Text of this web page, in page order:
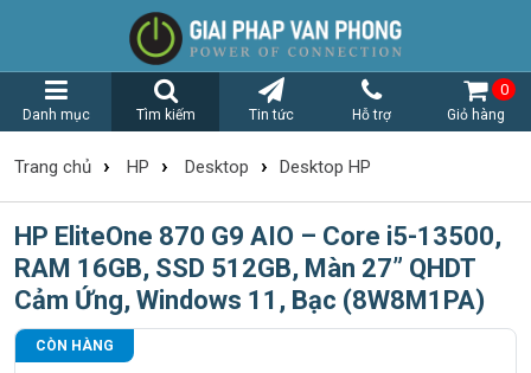
Danh mục Tìm kiếm Tin tức Hỗ trợ Giỏ hàng
0
Trang chủ › HP › Desktop › Desktop HP
HP EliteOne 870 G9 AIO – Core i5-13500,
RAM 16GB, SSD 512GB, Màn 27” QHDT
Cảm Ứng, Windows 11, Bạc (8W8M1PA)
CÒN HÀNG